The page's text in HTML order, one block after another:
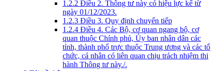
1.2.2 Điều 2. Thông tư này có hiệu lực kể từ
ngày 01/12/2023.
1.2.3 Điều 3. Quy định chuyển tiếp
1.2.4 Điều 4. Các Bộ, cơ quan ngang bộ, cơ
quan thuộc Chính phủ, Ủy ban nhân dân các
tỉnh, thành phố trực thuộc Trung ương và các tổ
chức, cá nhân có liên quan chịu trách nhiệm thi
hành Thông tư này./.